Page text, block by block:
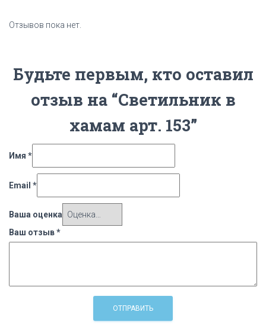
Отзывов пока нет.
Будьте первым, кто оставил
отзыв на “Светильник в
хамам арт. 153”
Имя *
Email *
Ваша оценка
Ваш отзыв*